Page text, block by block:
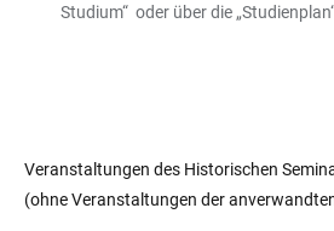
Studium“ oder über die
Veranstaltungen des Historischen
(ohne Veranstaltungen der